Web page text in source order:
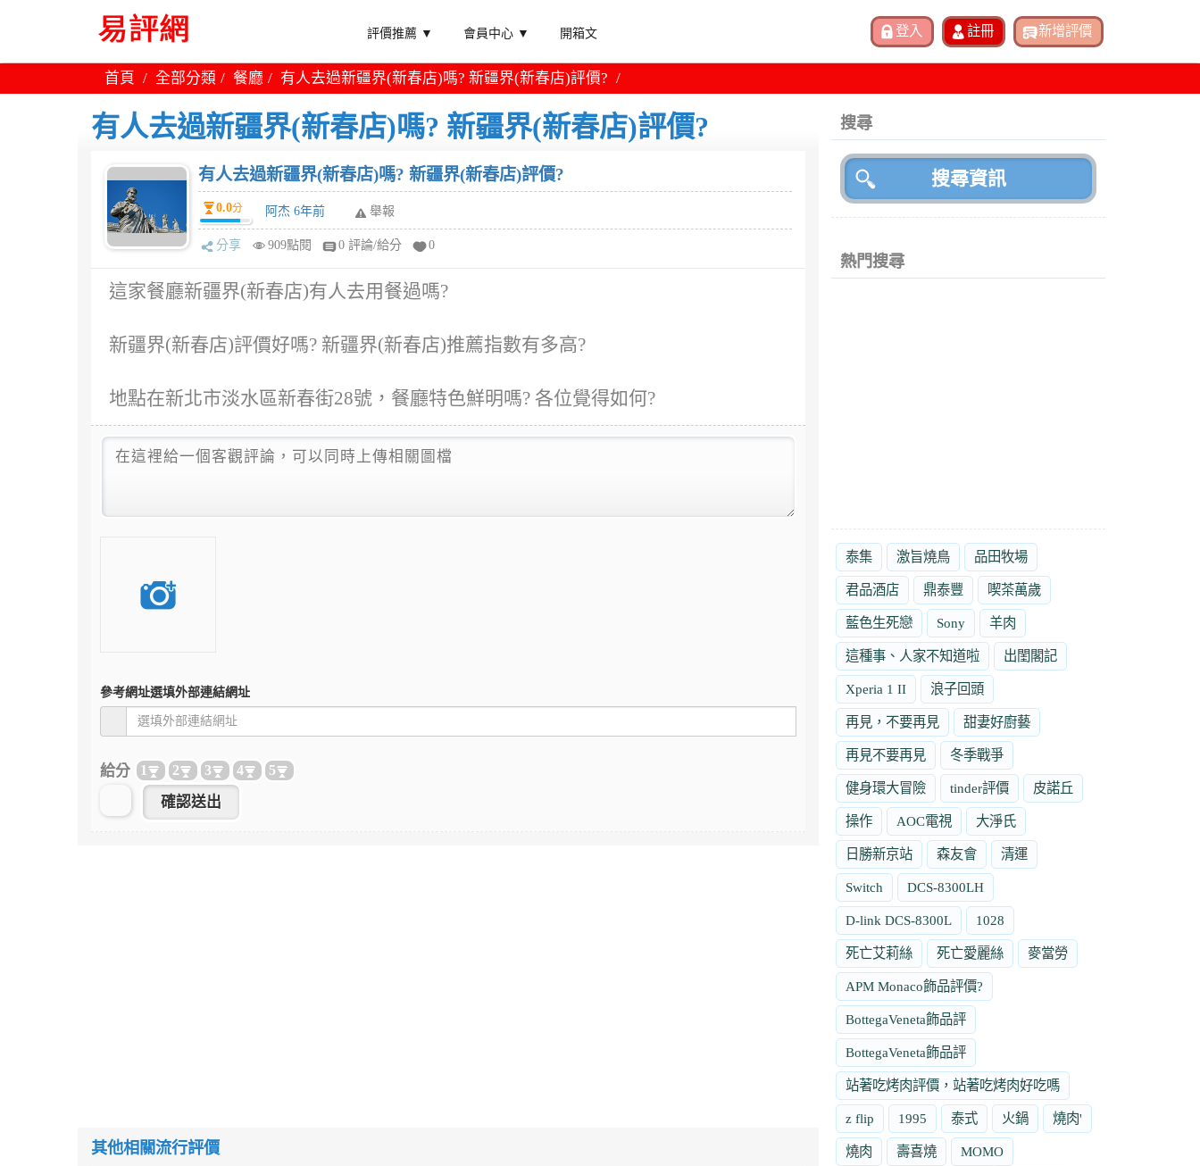
評價推薦 ▼ 會員中心 ▼ 開箱文
首頁 全部分類 餐廳 有人去過新疆界(新春店)嗎? 新疆界(新春店)評價?
有人去過新疆界(新春店)嗎? 新疆界(新春店)評價?
有人去過新疆界(新春店)嗎? 新疆界(新春店)評價?
0.0分 阿杰 6年前 舉報
分享 909點閱 0 評論/給分 0
這家餐廳新疆界(新春店)有人去用餐過嗎?
新疆界(新春店)評價好嗎? 新疆界(新春店)推薦指數有多高?
地點在新北市淡水區新春街28號，餐廳特色鮮明嗎? 各位覺得如何?
參考網址選填外部連結網址
給分 1 2 3 4 5
其他相關流行評價
搜尋
熱門搜尋
泰集 激旨燒鳥 品田牧場
君品酒店 鼎泰豐 喫茶萬歲
藍色生死戀 Sony 羊肉
這種事、人家不知道啦 出閨閣記
Xperia 1 II 浪子回頭
再見，不要再見 甜妻好廚藝
再見不要再見 冬季戰爭
健身環大冒險 tinder評價 皮諾丘
操作 AOC電視 大淨氏
日勝新京站 森友會 清運
Switch DCS-8300LH
D-link DCS-8300L 1028
死亡艾莉絲 死亡愛麗絲 麥當勞
APM Monaco飾品評價?
BottegaVeneta飾品評
BottegaVeneta飾品評
站著吃烤肉評價，站著吃烤肉好吃嗎
z flip 1995 泰式 火鍋 燒肉'
燒肉 壽喜燒 MOMO